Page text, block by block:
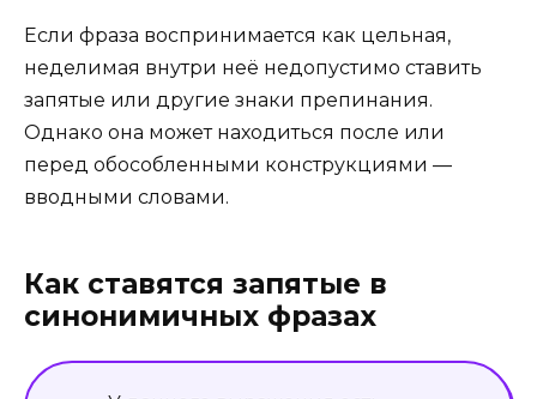
Если фраза воспринимается как цельная,
неделимая внутри неё недопустимо ставить
запятые или другие знаки препинания.
Однако она может находиться после или
перед обособленными конструкциями —
вводными словами.
Как ставятся запятые в
синонимичных фразах